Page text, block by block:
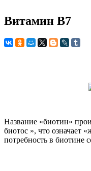
Витамин B7
Название «биотин»
биотос », что означает
потребность в биотине